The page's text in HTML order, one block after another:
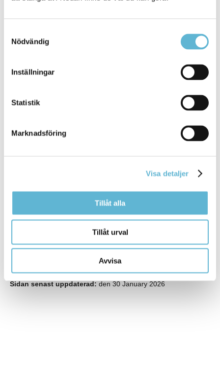
Nödvändig
Inställningar
Statistik
Marknadsföring
Visa detaljer
Tillåt alla
Tillåt urval
Avvisa
Mötestider
Kontakt
Administratör/Sekreterare
carolina.hildingsson@bromolla.se
Sidan senast uppdaterad: den 30 January 2026